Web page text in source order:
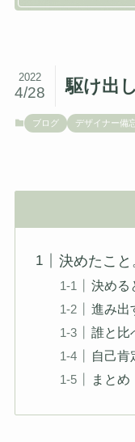
駆け出
2022
4/28
ブログ デザイナー備
決めたこと
決める
進み出
誰と比
自己肯
まとめ